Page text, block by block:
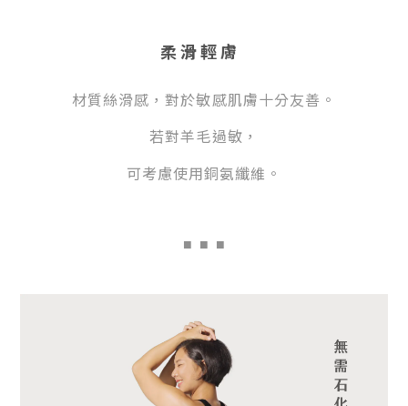
柔滑輕膚
材質絲滑感，對於敏感肌膚十分友善。
若對羊毛過敏，
可考慮使用銅氨纖維。
■ ■ ■